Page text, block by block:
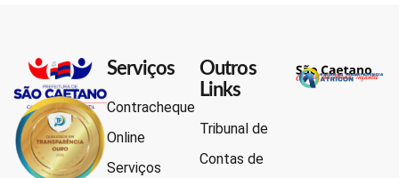
Serviços
Contracheque
Online
Serviços
Outros
Links
Tribunal de
Contas de